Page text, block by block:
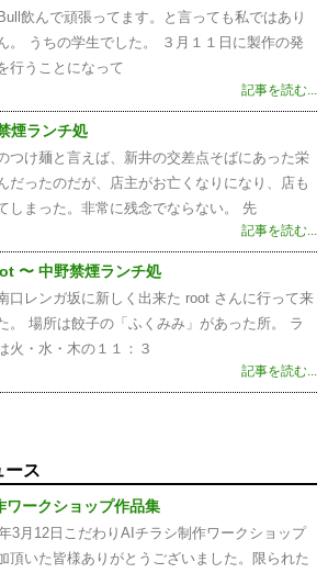
飲んで頑張ってます。と言っても私ではあり
。 うちの学生でした。 ３月１１日に製作の発
行うことになって
記事を読む...
煙ランチ処
つけ麺と言えば、新井の交差点そばにあった栄
だったのだが、店主がお亡くなりになり、店も
しまった。非常に残念でならない。 先
記事を読む...
〜 中野禁煙ランチ処
口レンガ坂に新しく出来た root さんに行って来
。 場所は餃子の「ふくみみ」があった所。 ラ
火・水・木の１１：３
記事を読む...
ース
ワークショップ作品集
3月12日こだわりAIチラシ制作ワークショップ
頂いた皆様ありがとうございました。限られた